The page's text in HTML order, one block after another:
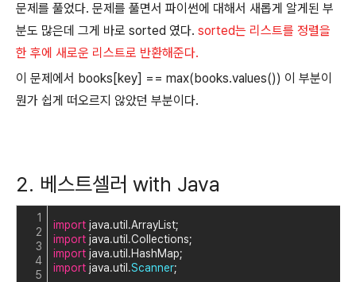
문제를 풀었다. 문제를 풀면서 파이썬에 대해서 새롭게 알게된 부
분도 많은데 그게 바로 sorted 였다. sorted는 리스트를 정렬을
한 후에 새로운 리스트로 반환해준다.
이 문제에서 books[key] == max(books.values()) 이 부분이
뭔가 쉽게 떠오르지 않았던 부분이다.
2. 베스트셀러 with Java
1
2
3
4
5
import java.util.ArrayList;
import java.util.Collections;
import java.util.HashMap;
import java.util.Scanner;